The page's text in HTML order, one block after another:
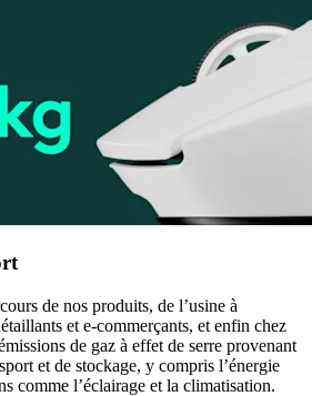
de nos produits, de l’usine à
et e-commerçants, et enfin chez
de gaz à effet de serre provenant
et de stockage, y compris l’énergie
comme l’éclairage et la climatisation.